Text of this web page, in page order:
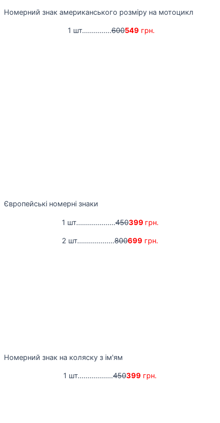
Номерний знак американського розміру на мотоцикл
1 шт...............600549 грн.
Європейські номерні знаки
1 шт....................450399 грн.
2 шт...................800699 грн.
Номерний знак на коляску з ім'ям
1 шт..................450399 грн.